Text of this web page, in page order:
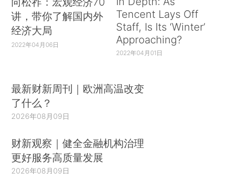
讲，带你了解国内外
经济大局
2022年04月06日
Tencent Lays Off
Staff, Is Its ‘Winter’
Approaching?
2022年04月01日
最新财新周刊｜欧洲高温改变
了什么？
2026年08月09日
财新观察｜健全金融机构治理
更好服务高质量发展
2026年08月09日